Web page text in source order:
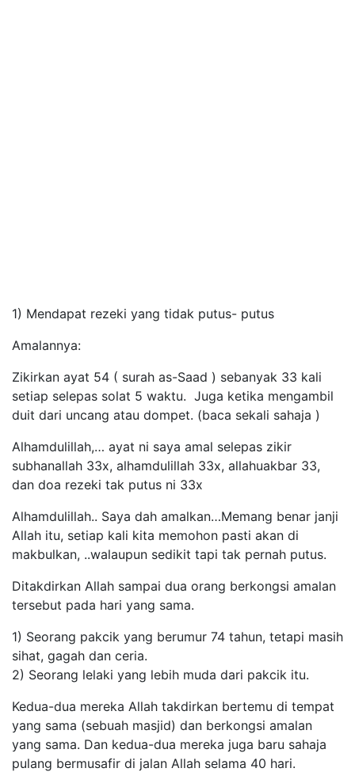
1) Mendapat rezeki yang tidak putus- putus
Amalannya:
Zikirkan ayat 54 ( surah as-Saad ) sebanyak 33 kali
setiap selepas solat 5 waktu. Juga ketika mengambil
duit dari uncang atau dompet. (baca sekali sahaja )
Alhamdulillah,… ayat ni saya amal selepas zikir
subhanallah 33x, alhamdulillah 33x, allahuakbar 33,
dan doa rezeki tak putus ni 33x
Alhamdulillah.. Saya dah amalkan…Memang benar janji
Allah itu, setiap kali kita memohon pasti akan di
makbulkan, ..walaupun sedikit tapi tak pernah putus.
Ditakdirkan Allah sampai dua orang berkongsi amalan
tersebut pada hari yang sama.
1) Seorang pakcik yang berumur 74 tahun, tetapi masih
sihat, gagah dan ceria.
2) Seorang lelaki yang lebih muda dari pakcik itu.
Kedua-dua mereka Allah takdirkan bertemu di tempat
yang sama (sebuah masjid) dan berkongsi amalan
yang sama. Dan kedua-dua mereka juga baru sahaja
pulang bermusafir di jalan Allah selama 40 hari.